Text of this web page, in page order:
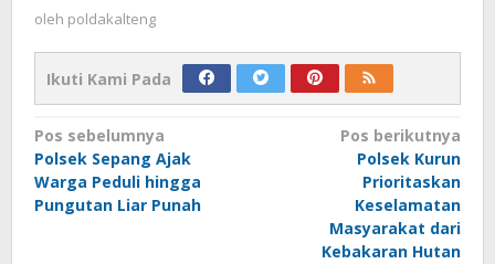
oleh poldakalteng
Ikuti Kami Pada
Navigasi
pos
Pos sebelumnya
Polsek Sepang Ajak
Warga Peduli hingga
Pungutan Liar Punah
Pos berikutnya
Polsek Kurun
Prioritaskan
Keselamatan
Masyarakat dari
Kebakaran Hutan